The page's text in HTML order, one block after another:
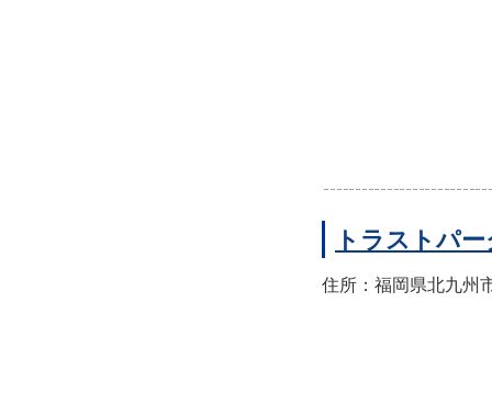
トラストパ
住所：福岡県北九州